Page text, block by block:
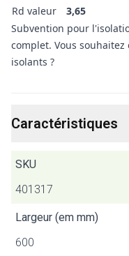
Rd valeur
3,65
Subvention pour
complet. Vous
isolants ?
Caractéristiques
SKU
401317
Largeur (em mm)
600